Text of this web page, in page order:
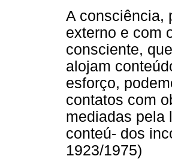
A consciência,
externo e com
consciente,
alojam
esforço,
contatos com
mediadas pela
conteú- dos
1923/1975)